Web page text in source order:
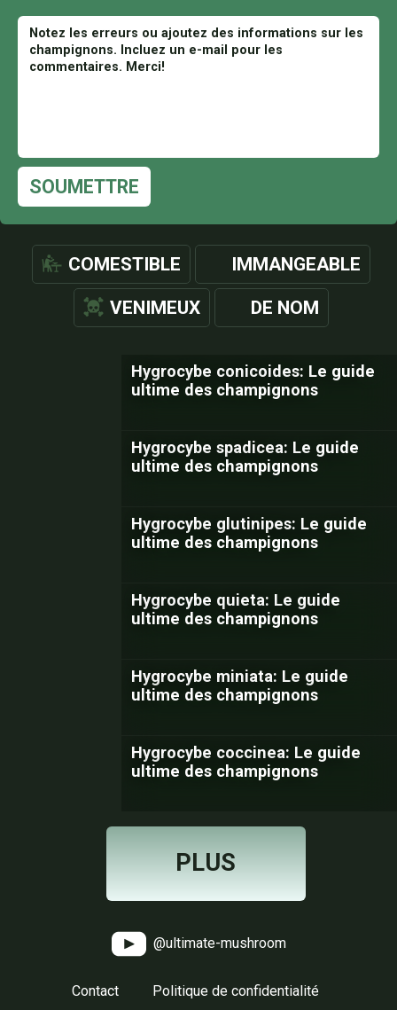
SOUMETTRE
COMESTIBLE IMMANGEABLE
VENIMEUX DE NOM
Hygrocybe conicoides: Le guide
ultime des champignons
Hygrocybe spadicea: Le guide
ultime des champignons
Hygrocybe glutinipes: Le guide
ultime des champignons
Hygrocybe quieta: Le guide
ultime des champignons
Hygrocybe miniata: Le guide
ultime des champignons
Hygrocybe coccinea: Le guide
ultime des champignons
PLUS
@ultimate-mushroom
Contact Politique de confidentialité